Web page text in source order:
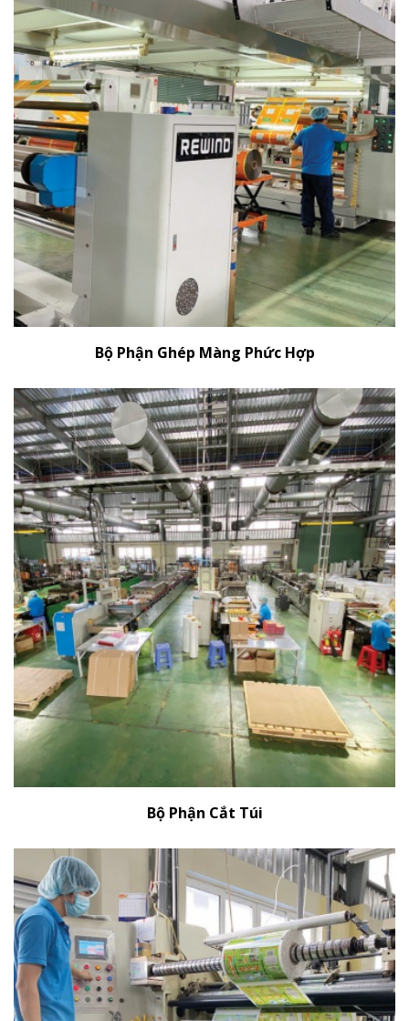
Bộ Phận Ghép Màng Phức Hợp
Bộ Phận Cắt Túi